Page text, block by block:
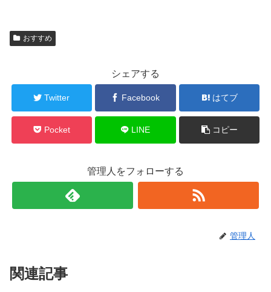
おすすめ
シェアする
Twitter Facebook はてブ
Pocket LINE コピー
管理人をフォローする
管理人
関連記事